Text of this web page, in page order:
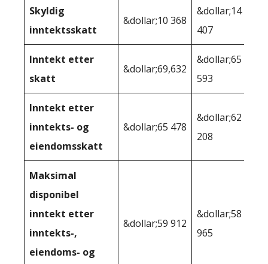
Skyldig
inntektsskatt
&dollar;10 368
&dollar;14
407
Inntekt etter
skatt
&dollar;69,632
&dollar;65
593
Inntekt etter
inntekts- og
eiendomsskatt
&dollar;65 478
&dollar;62
208
Maksimal
disponibel
inntekt etter
inntekts-,
eiendoms- og
&dollar;59 912
&dollar;58
965